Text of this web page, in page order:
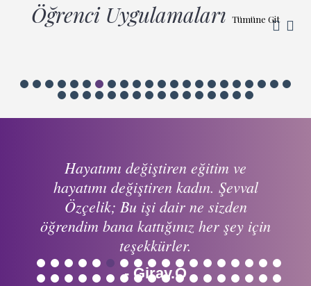
Öğrenci Uygulamaları Tümüne Git
Hayatımı değiştiren eğitim ve
hayatımı değiştiren kadın. Şevval
Özçelik; Bu işi dair ne sizden
öğrendim bana kattığınız her şey için
teşekkürler.
- Giray.O
1 2 3 4 5 6 7 8 9 10 11 12 13 14 15 16 17 18
19 20 21 22 23 24 25 26 27 28 29 30 31 32 33 34 35 36